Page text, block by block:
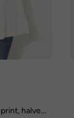
halve